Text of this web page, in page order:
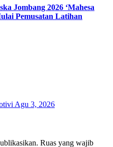
Jombang 2026 ‘Mahesa
Pemusatan Latihan
Agu 3, 2026
Ruas yang wajib